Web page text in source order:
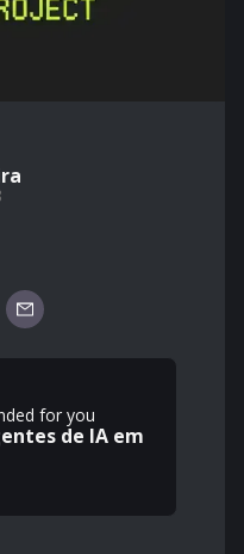
for you
de IA em